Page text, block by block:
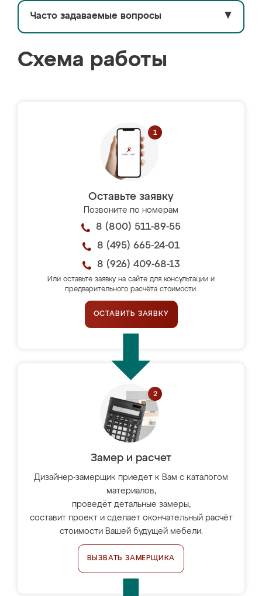
Часто задаваемые вопросы ▼
Схема работы
Оставьте заявку
Позвоните по номерам
8 (800) 511-89-55
8 (495) 665-24-01
8 (926) 409-68-13
Или оставьте заявку на сайте для консультации и
предварительного расчёта стоимости.
ОСТАВИТЬ ЗАЯВКУ
Замер и расчет
Дизайнер-замерщик приедет к Вам с каталогом
материалов,
проведёт детальные замеры,
составит проект и сделает окончательный расчёт
стоимости Вашей будущей мебели.
ВЫЗВАТЬ ЗАМЕРЩИКА